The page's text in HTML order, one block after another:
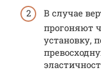
В случае
прогоняют
установку,